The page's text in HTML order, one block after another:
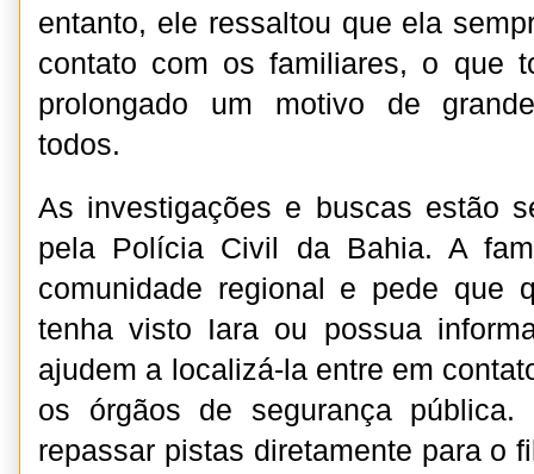
entanto, ele ressaltou que ela
contato com os familiares, o que
prolongado um motivo de
todos.
As investigações e buscas estão
pela Polícia Civil da Bahia. A
comunidade regional e pede que
tenha visto Iara ou possua
ajudem a localizá-la entre em
os órgãos de segurança pública.
repassar pistas diretamente para o